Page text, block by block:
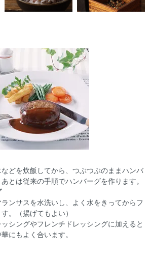
どを炊飯してから、つぶつぶのままハンバ
とは従来の手順でハンバーグを作ります。
ンサスを水洗いし、よく水をきってからフ
。（揚げてもよい）
シングやフレンチドレッシングに加えると
にもよく合います。